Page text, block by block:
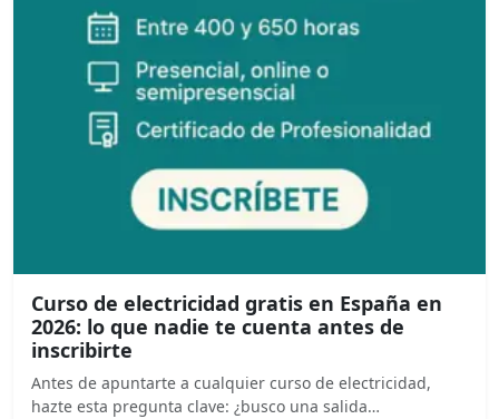
Curso de electricidad gratis en España en
2026: lo que nadie te cuenta antes de
inscribirte
Antes de apuntarte a cualquier curso de electricidad,
hazte esta pregunta clave: ¿busco una salida…